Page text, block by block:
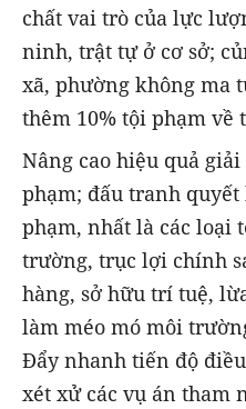
chất vai trò của lực
ninh, trật tự ở cơ sở;
xã, phường không ma
thêm 10% tội phạm về
Nâng cao hiệu quả
phạm; đấu tranh
phạm, nhất là các loại
trường, trục lợi chính
hàng, sở hữu trí tuệ,
làm méo mó môi
Đẩy nhanh tiến độ
xét xử các vụ án tham